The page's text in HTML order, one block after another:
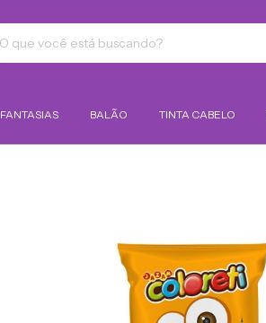
FANTASIAS BALÃO TINTA CABELO